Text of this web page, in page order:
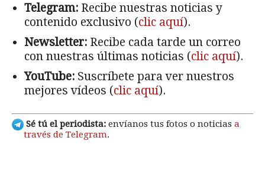
Telegram: Recibe nuestras noticias y
contenido exclusivo (clic aquí).
Newsletter: Recibe cada tarde un correo
con nuestras últimas noticias (clic aquí).
YouTube: Suscríbete para ver nuestros
mejores vídeos (clic aquí).
Sé tú el periodista: envíanos tus fotos o noticias a
través de Telegram.